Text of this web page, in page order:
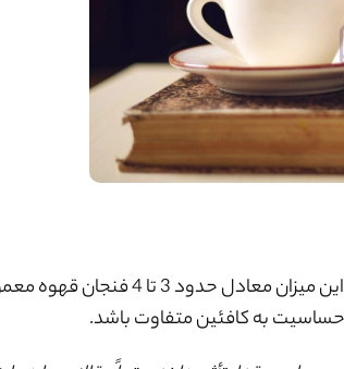
متخصصان توصیه می‌کنند که مصرف کافئین روزانه بیش از 400 میلی‌گرم نباشد؛
به کافئین متفاوت باشد.